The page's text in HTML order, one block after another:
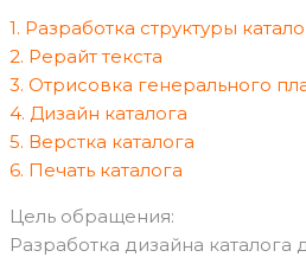
1. Разработка структуры
2. Рерайт текста
3. Отрисовка генерального
4. Дизайн каталога
5. Верстка каталога
6. Печать каталога
Цель обращения:
Разработка дизайна